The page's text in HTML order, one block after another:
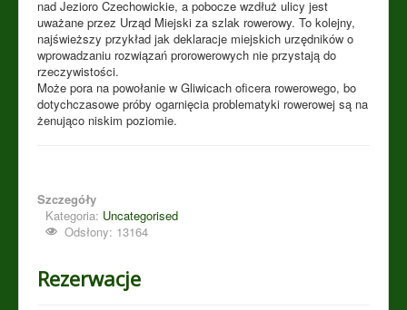
nad Jezioro Czechowickie, a pobocze wzdłuż ulicy jest
uważane przez Urząd Miejski za szlak rowerowy. To kolejny,
najświeższy przykład jak deklaracje miejskich urzędników o
wprowadzaniu rozwiązań prorowerowych nie przystają do
rzeczywistości.
Może pora na powołanie w Gliwicach oficera rowerowego, bo
dotychczasowe próby ogarnięcia problematyki rowerowej są na
żenująco niskim poziomie.
Szczegóły
Kategoria: Uncategorised
Odsłony: 13164
Rezerwacje